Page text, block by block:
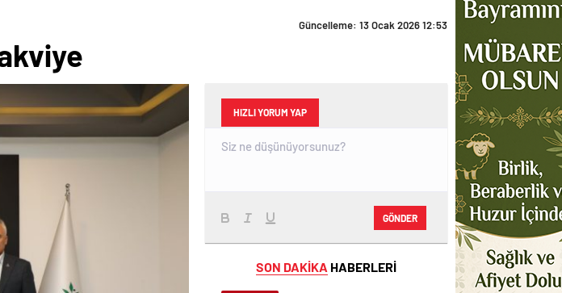
Güncelleme: 13 Ocak 2026 12:53
HIZLI YORUM YAP
GÖNDER
SON DAKİKA HABERLERİ